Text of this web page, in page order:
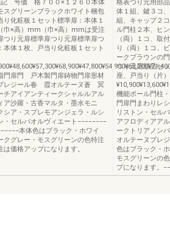
記 号価 格７００×１２６０本体
グリーンブラックホワイト梱包
り化粧板１セット標準扉：本体１
巾×高）mm（巾×高）mmは受注
つり元扉標準扉つり元扉標準扉つ
本体１枚、戸当り化粧板１セット
門扉門 戸木製門扉鋳物門扉形材
レジール春 霞オルテーヌ蒼 冥
チアイアンティークシャルルアル
ア沙羅・古香マルタ・墨水モニ
シア・スプレモアンジェラ・ルシ
・セルバオルヴィエート−−−−−−−−
本体色はブラック・ホワイ
クグレー・モスグリーンの色特注
価格アップになります。
格表つり元用部
体１組、鍵３コ
組、キャップ２
ル門柱２本、ヒ
（両）１コ、取
り（両）１コ、
ークブラウンの
つり元用部品セ
座、戸当り（片
機能ポール門柱
門扉門まわりレ
リストン・セル
アフロディアア
ークトリアノン
オルテーヌプレ
色はブラック・
モスグリーンの
プになります。